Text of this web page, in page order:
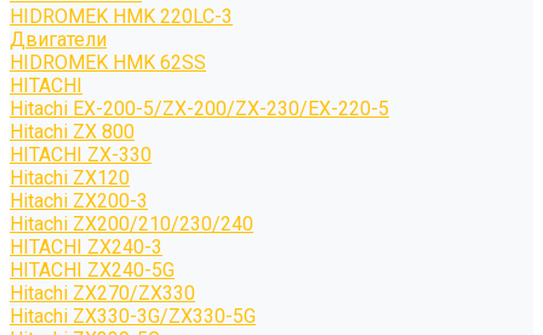
HIDROMEK HMK 220LC-3
Двигатели
HIDROMEK HMK 62SS
HITACHI
Hitachi EX-200-5/ZX-200/ZX-230/EX-220-5
Hitachi ZX 800
HITACHI ZX-330
Hitachi ZX120
Hitachi ZX200-3
Hitachi ZX200/210/230/240
HITACHI ZX240-3
HITACHI ZX240-5G
Hitachi ZX270/ZX330
Hitachi ZX330-3G/ZX330-5G